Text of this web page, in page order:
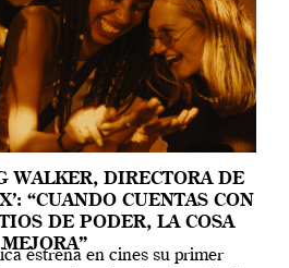
WALKER, DIRECTORA DE
“CUANDO CUENTAS CON
DE PODER, LA COSA
MEJORA”
estrena en cines su primer